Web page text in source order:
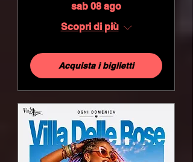
sab 08 ago
Scopri di più
Acquista i biglietti